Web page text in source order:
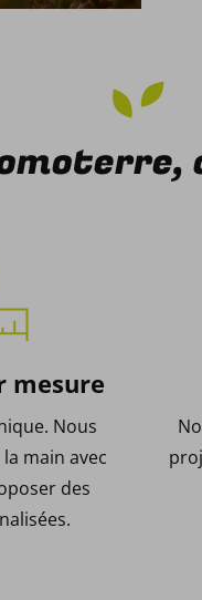
mesure
Nous
main avec
des